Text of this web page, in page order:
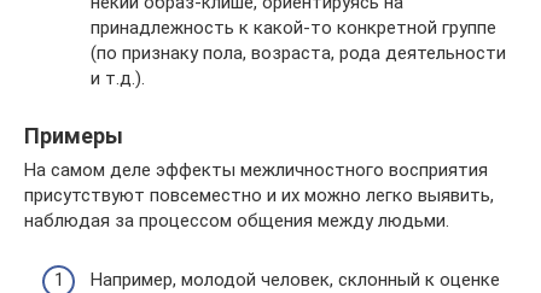
принадлежность к какой-то конкретной группе
(по признаку пола, возраста, рода деятельности
и т.д.).
Примеры
На самом деле эффекты межличностного восприятия
присутствуют повсеместно и их можно легко выявить,
наблюдая за процессом общения между людьми.
Например, молодой человек, склонный к оценке